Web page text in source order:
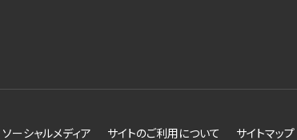
ソーシャルメディア サイトのご利用について サイトマップ